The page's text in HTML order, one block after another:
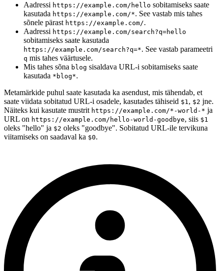
Aadressi https://example.com/hello sobitamiseks saate
kasutada https://example.com/*. See vastab mis tahes
sõnele pärast https://example.com/.
Aadressi https://example.com/search?q=hello
sobitamiseks saate kasutada
https://example.com/search?q=*. See vastab parameetri
q mis tahes väärtusele.
Mis tahes sõna blog sisaldava URL-i sobitamiseks saate
kasutada *blog*.
Metamärkide puhul saate kasutada ka asendust, mis tähendab, et
saate viidata sobitatud URL-i osadele, kasutades tähiseid $1, $2 jne.
Näiteks kui kasutate mustrit https://example.com/*-world-* ja
URL on https://example.com/hello-world-goodbye, siis $1
oleks "hello" ja $2 oleks "goodbye". Sobitatud URL-ile tervikuna
viitamiseks on saadaval ka $0.